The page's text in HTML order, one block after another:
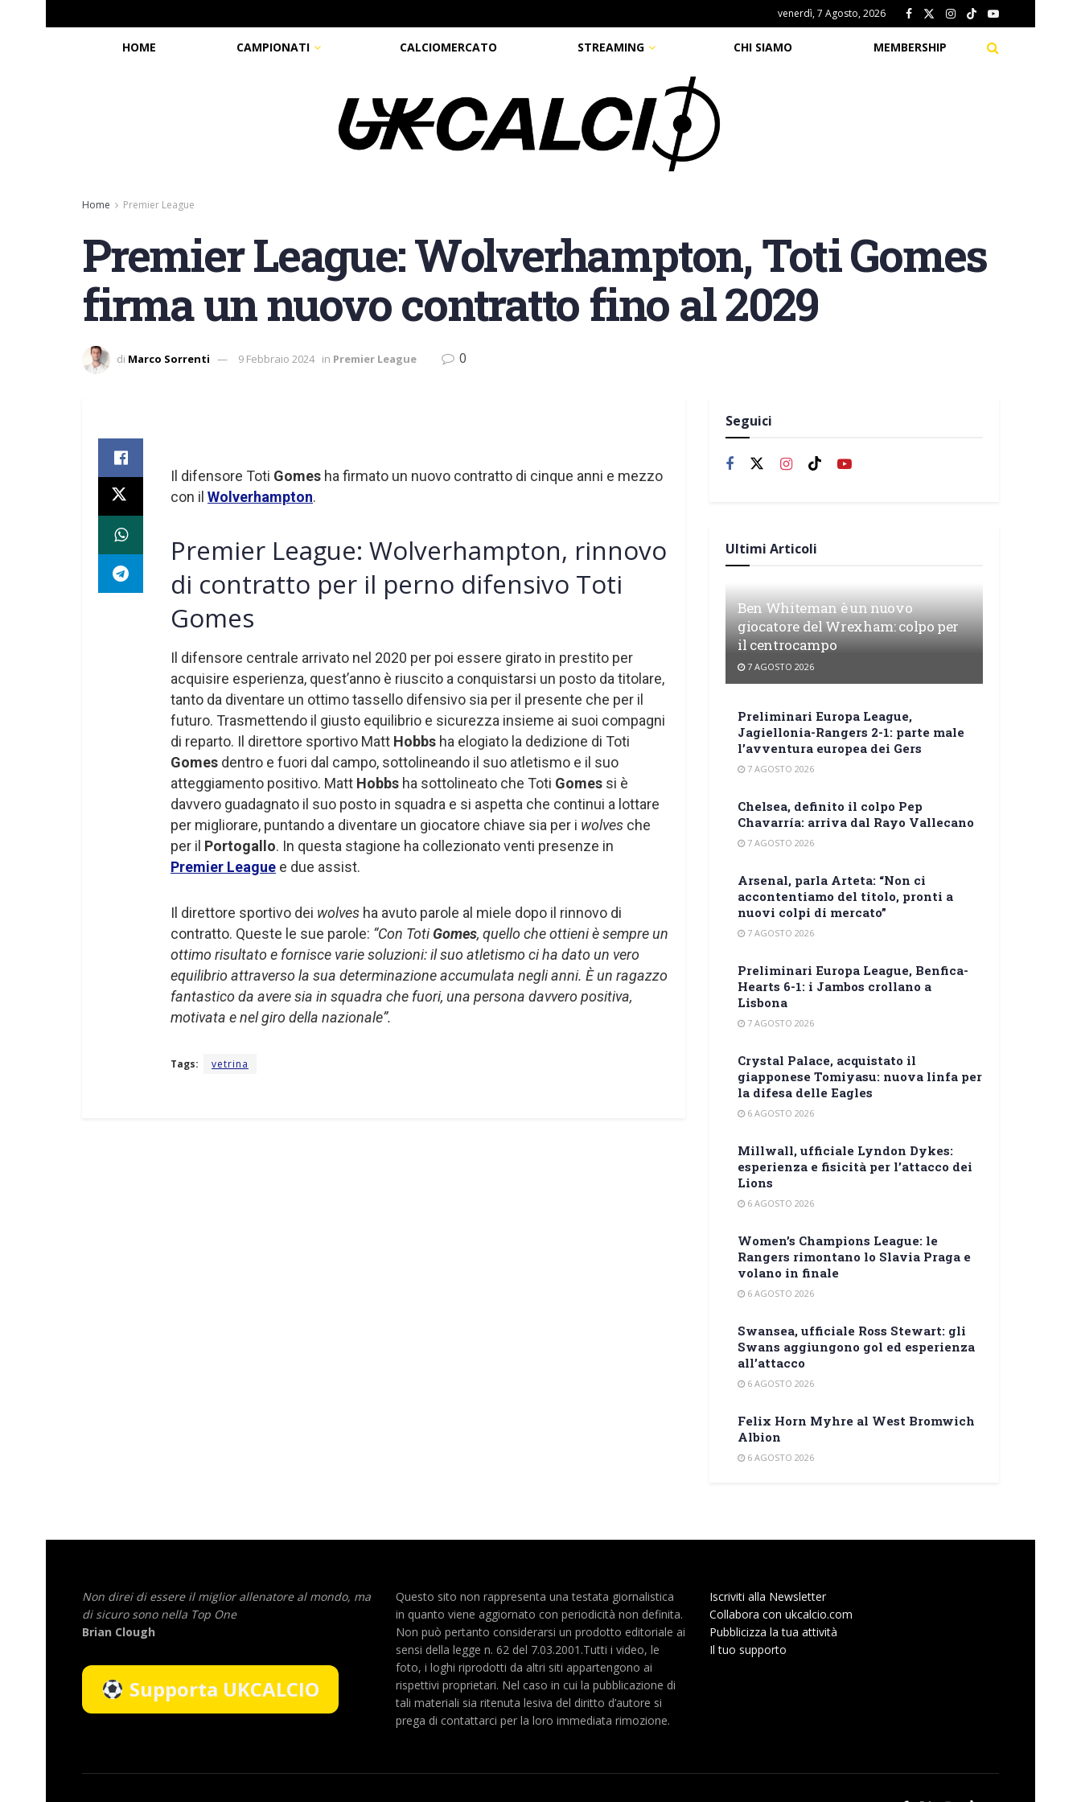
venerdì, 7 Agosto, 2026
HOME CAMPIONATI CALCIOMERCATO STREAMING CHI SIAMO MEMBERSHIP
Home Premier League
Premier League: Wolverhampton, Toti Gomes
firma un nuovo contratto fino al 2029
di Marco Sorrenti 9 Febbraio 2024 in Premier League 0
Il difensore Toti Gomes ha firmato un nuovo contratto di cinque anni e mezzo
con il Wolverhampton.
Premier League: Wolverhampton, rinnovo
di contratto per il perno difensivo Toti
Gomes
Il difensore centrale arrivato nel 2020 per poi essere girato in prestito per
acquisire esperienza, quest’anno è riuscito a conquistarsi un posto da titolare,
tanto da diventare un ottimo tassello difensivo sia per il presente che per il
futuro. Trasmettendo il giusto equilibrio e sicurezza insieme ai suoi compagni
di reparto. Il direttore sportivo Matt Hobbs ha elogiato la dedizione di Toti
Gomes dentro e fuori dal campo, sottolineando il suo atletismo e il suo
atteggiamento positivo. Matt Hobbs ha sottolineato che Toti Gomes si è
davvero guadagnato il suo posto in squadra e si aspetta che continui a lottare
per migliorare, puntando a diventare un giocatore chiave sia per i wolves che
per il Portogallo. In questa stagione ha collezionato venti presenze in
Premier League e due assist.
Il direttore sportivo dei wolves ha avuto parole al miele dopo il rinnovo di
contratto. Queste le sue parole: “Con TotiGomes, quello che ottieni è sempre un
ottimo risultato e fornisce varie soluzioni: il suo atletismo ci ha dato un vero
equilibrio attraverso la sua determinazione accumulata negli anni. È un ragazzo
fantastico da avere sia in squadra che fuori, una persona davvero positiva,
motivata e nel giro della nazionale”.
Tags: vetrina
Seguici
Ultimi Articoli
Ben Whiteman è un nuovo
giocatore del Wrexham: colpo per
il centrocampo
7 AGOSTO 2026
Preliminari Europa League,
Jagiellonia-Rangers 2-1: parte male
l’avventura europea dei Gers
7 AGOSTO 2026
Chelsea, definito il colpo Pep
Chavarría: arriva dal Rayo Vallecano
7 AGOSTO 2026
Arsenal, parla Arteta: “Non ci
accontentiamo del titolo, pronti a
nuovi colpi di mercato”
7 AGOSTO 2026
Preliminari Europa League, Benfica-
Hearts 6-1: i Jambos crollano a
Lisbona
7 AGOSTO 2026
Crystal Palace, acquistato il
giapponese Tomiyasu: nuova linfa per
la difesa delle Eagles
6 AGOSTO 2026
Millwall, ufficiale Lyndon Dykes:
esperienza e fisicità per l’attacco dei
Lions
6 AGOSTO 2026
Women’s Champions League: le
Rangers rimontano lo Slavia Praga e
volano in finale
6 AGOSTO 2026
Swansea, ufficiale Ross Stewart: gli
Swans aggiungono gol ed esperienza
all’attacco
6 AGOSTO 2026
Felix Horn Myhre al West Bromwich
Albion
6 AGOSTO 2026
Non direi di essere il miglior allenatore al mondo, ma
di sicuro sono nella Top One
Brian Clough
Supporta UKCALCIO
Questo sito non rappresenta una testata giornalistica
in quanto viene aggiornato con periodicità non definita.
Non può pertanto considerarsi un prodotto editoriale ai
sensi della legge n. 62 del 7.03.2001.Tutti i video, le
foto, i loghi riprodotti da altri siti appartengono ai
rispettivi proprietari. Nel caso in cui la pubblicazione di
tali materiali sia ritenuta lesiva del diritto d’autore si
prega di contattarci per la loro immediata rimozione.
Iscriviti alla Newsletter
Collabora con ukcalcio.com
Pubblicizza la tua attività
Il tuo supporto